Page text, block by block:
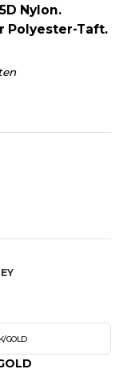
Nylon.
Polyester-Taft.
GOLD